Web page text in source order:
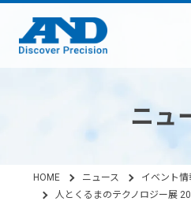
ニュ
HOME ニュース
イベント情
人とくるまのテクノロジー展